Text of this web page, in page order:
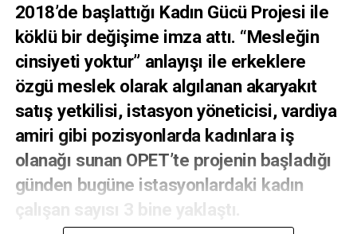
2018’de başlattığı Kadın Gücü Projesi ile
köklü bir değişime imza attı. “Mesleğin
cinsiyeti yoktur” anlayışı ile erkeklere
özgü meslek olarak algılanan akaryakıt
satış yetkilisi, istasyon yöneticisi, vardiya
amiri gibi pozisyonlarda kadınlara iş
olanağı sunan OPET’te projenin başladığı
günden bugüne istasyonlardaki kadın
çalışan sayısı 3 bine yaklaştı.